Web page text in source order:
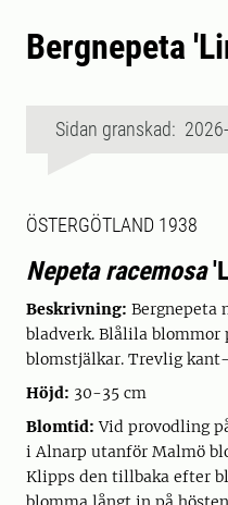
Bergnepeta
Sidan granskad:
ÖSTERGÖTLAND 1938
Nepeta racemosa
Beskrivning: Bergnepeta
bladverk. Blålila blommor
blomstjälkar. Trevlig
Höjd: 30-35 cm
Blomtid: Vid provodling
i Alnarp utanför Malmö
Klipps den tillbaka efter